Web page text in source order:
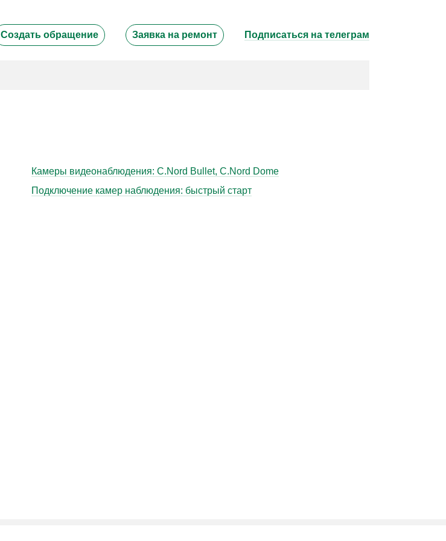
Создать обращение Заявка на ремонт Подписаться на телеграм
Камеры видеонаблюдения: C.Nord Bullet, C.Nord Dome
Подключение камер наблюдения: быстрый старт